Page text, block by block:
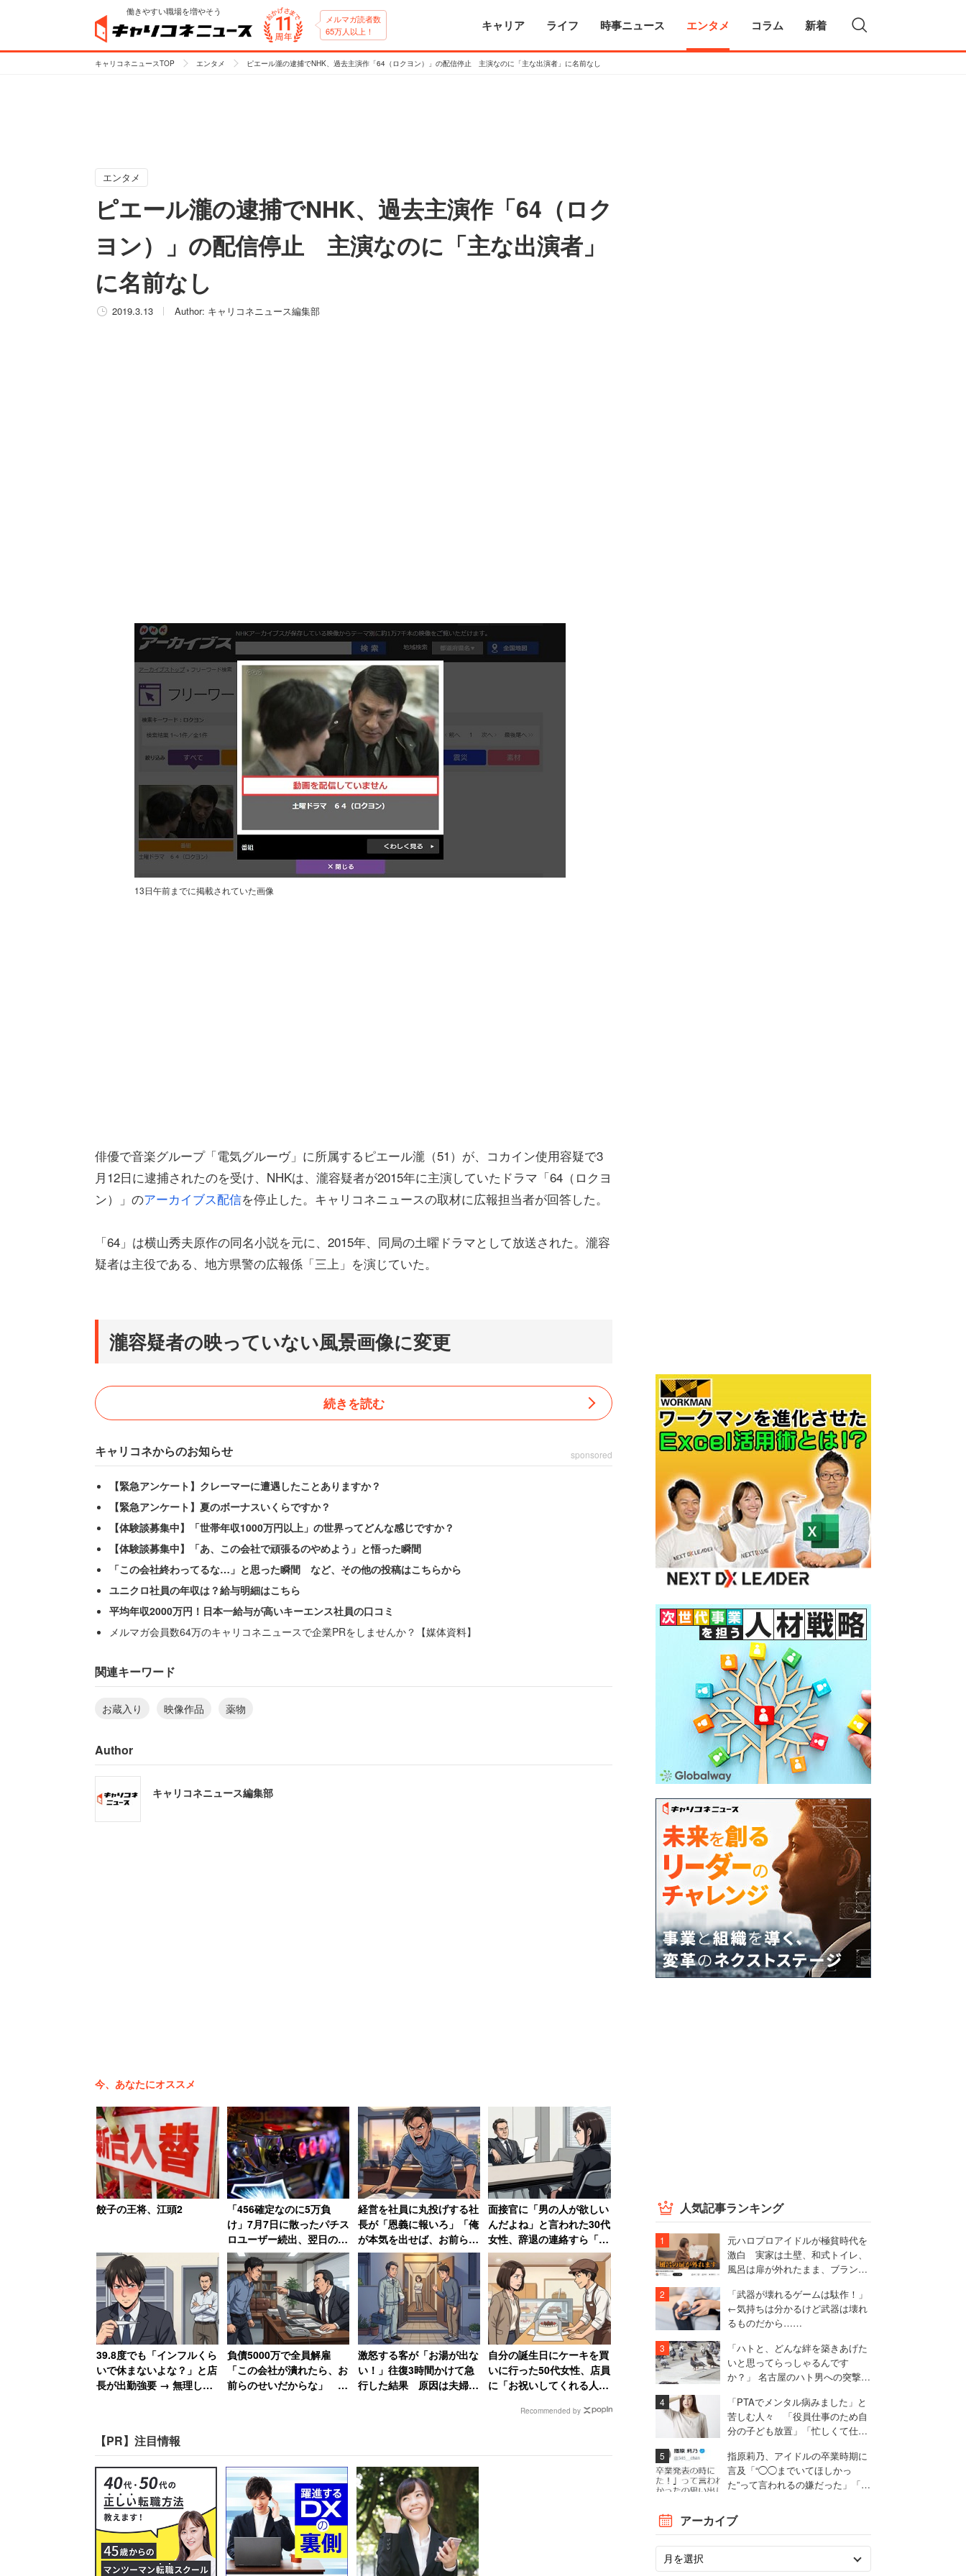
働きやすい職場を増やそう
メルマガ読者数
65万人以上！
キャリア ライフ 時事ニュース エンタメ コラム 新着
キャリコネニュースTOP エンタメ ピエール瀧の逮捕でNHK、過去主演作「64（ロクヨン）」の配信停止 主演なのに「主な出演者」に名前なし
エンタメ
ピエール瀧の逮捕でNHK、過去主演作「64（ロク
ヨン）」の配信停止 主演なのに「主な出演者」
に名前なし
2019.3.13 Author: キャリコネニュース編集部
13日午前までに掲載されていた画像
俳優で音楽グループ「電気グルーヴ」に所属するピエール瀧（51）が、コカイン使用容疑で3
月12日に逮捕されたのを受け、NHKは、瀧容疑者が2015年に主演していたドラマ「64（ロクヨ
ン）」のアーカイブス配信を停止した。キャリコネニュースの取材に広報担当者が回答した。
「64」は横山秀夫原作の同名小説を元に、2015年、同局の土曜ドラマとして放送された。瀧容
疑者は主役である、地方県警の広報係「三上」を演じていた。
瀧容疑者の映っていない風景画像に変更
は「ピエールさんの逮捕とは関係なく、過去の番組のため見られなくなっている」と説明す
る。
の番組欄に「番組を配信していません」との注意書きが加えられた。番組紹介画像には瀧容疑
者の顔が映っていたが、同日午後2時過ぎに編集部が確認すると、出演者が誰も映っていない
風景画像に差し替えられていた。
アーカイブスには、作品の主な出演者も記載されているが、瀧容疑者の名前は表示されていな
い。作品に出演し、2月に強制性交の疑いで逮捕された新井浩文容疑者の名前も同様だった。
担当者によると、新井容疑者の逮捕時には配信を止めていなかったという。
続きを読む
キャリコネからのお知らせ sponsored
【緊急アンケート】クレーマーに遭遇したことありますか？
【緊急アンケート】夏のボーナスいくらですか？
【体験談募集中】「世帯年収1000万円以上」の世界ってどんな感じですか？
【体験談募集中】「あ、この会社で頑張るのやめよう」と悟った瞬間
「この会社終わってるな…」と思った瞬間 など、その他の投稿はこちらから
ユニクロ社員の年収は？給与明細はこちら
平均年収2000万円！日本一給与が高いキーエンス社員の口コミ
メルマガ会員数64万のキャリコネニュースで企業PRをしませんか？【媒体資料】
関連キーワード
お蔵入り 映像作品 薬物
Author
キャリコネニュース編集部
今、あなたにオススメ
餃子の王将、江頭2
「456確定なのに5万負
け」7月7日に散ったパチス
ロユーザー続出、翌日の
「熱くもない日」に10万負
けた猛者も
経営を社員に丸投げする社
長が「恩義に報いろ」「俺
が本気を出せば、お前らは
居場所がなくなる」発言
激怒した男性、社長を罵倒
して退職【後編】
面接官に「男の人が欲しい
んだよね」と言われた30代
女性、辞退の連絡すら「電
話するお金と時間ももった
いなかった」
39.8度でも「インフルくら
いで休まないよな？」と店
長が出勤強要 → 無理して
男性
負債5000万で全員解雇
「この会社が潰れたら、お
前らのせいだからな」 社
激怒する客が「お湯が出な
い！」往復3時間かけて急
行した結果 原因は夫婦喧
自分の誕生日にケーキを買
いに行った50代女性、店員
に「お祝いしてくれる人い
Recommended by
【PR】注目情報
人気記事ランキング
元ハロプロアイドルが極貧時代を
激白 実家は土壁、和式トイレ、
風呂は扉が外れたまま、ブランド
も「武器が壊れるゲームは駄作！」
←気持ちは分かるけど武器は壊れ
るものだから……
「ハトと、どんな絆を築きあげた
いと思ってらっしゃるんです
か？」 名古屋のハト男への突撃取
「PTAでメンタル病みました」と
苦しむ人々 「役員仕事のため自
分の子ども放置」「忙しくて仕事
指原莉乃、アイドルの卒業時期に
言及「“◯◯までいてほしかっ
た”って言われるの嫌だった」「思
う」
アーカイブ